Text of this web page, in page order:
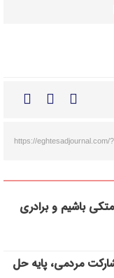
https://eghtesadjournal.com/
باشیم و برادری
مردمی، پایه حل